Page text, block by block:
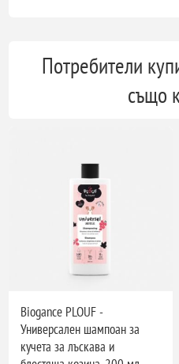
Потребители
също
Biogance PLOUF -
Универсален шампоан за
кучета за лъскава и